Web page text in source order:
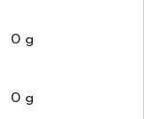
0 g
0 g